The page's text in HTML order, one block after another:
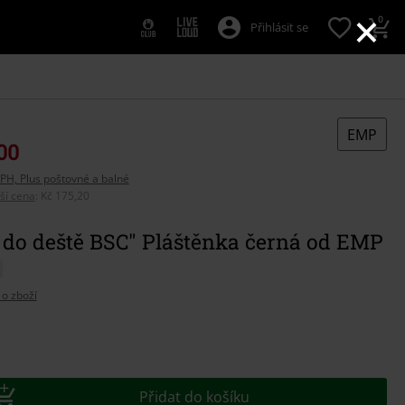
×
Přihlásit se 0
Plus poštovné a balné
cena
Kč 175,20
EMP
deště BSC" Pláštěnka černá od EMP
zboží
Přidat do košíku